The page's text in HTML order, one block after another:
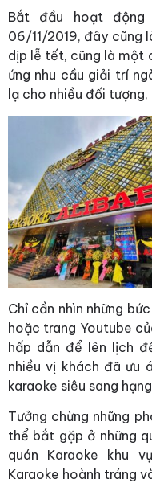
Bắt đầu hoạt
06/11/2019, đây cũng
dịp lễ tết, cũng là một
ứng nhu cầu giải trí
lạ cho nhiều đối
Chỉ cần nhìn những
hoặc trang Youtube
hấp dẫn để lên lịch
nhiều vị khách đã ưu
karaoke siêu sang
Tưởng chừng những
thể bắt gặp ở những
quán Karaoke khu
Karaoke hoành tráng